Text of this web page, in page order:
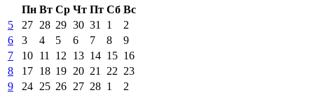
Пн Вт Ср Чт Пт Сб Вс
5
27 28 29 30 31 1
2
6
3 4 5 6 7 8
9
7
10 11 12 13 14 15 16
8
17 18 19 20 21 22 23
9
24 25 26 27 28 1
2